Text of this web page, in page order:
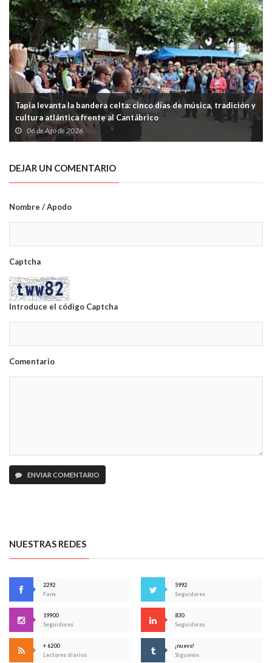
Tapia levanta la bandera celta: cinco días de música, tradición y
cultura atlántica frente al Cantábrico
06 de Ago de 2026
DEJAR UN COMENTARIO
Nombre / Apodo
Captcha
Introduce el código Captcha
Comentario
ENVIAR COMENTARIO
NUESTRAS REDES
2292
Fans
5992
Seguidores
19900
Seguidores
830
Seguidores
+ 6200
Lectores diarios
¡nuevo!
Síguenos